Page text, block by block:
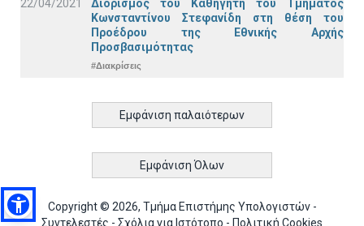
22/04/2021
Διορισμός του Καθηγητή του Τμήματος
Κωνσταντίνου Στεφανίδη στη θέση του
Προέδρου της Εθνικής Αρχής
Προσβασιμότητας
#Διακρίσεις
Εμφάνιση παλαιότερων
Εμφάνιση Όλων
Copyright © 2026, Τμήμα Επιστήμης Υπολογιστών -
Συντελεστές - Σχόλια για Ιστότοπο - Πολιτική Cookies